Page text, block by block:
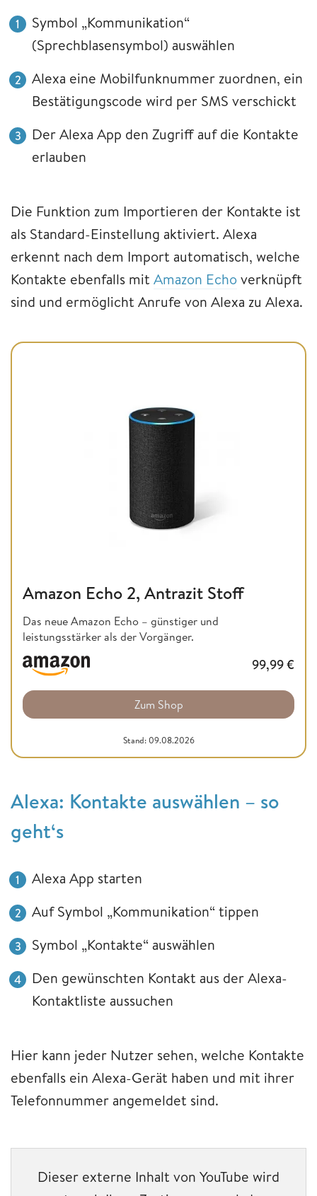
Symbol „Kommunikation“
(Sprechblasensymbol) auswählen
Alexa eine Mobilfunknummer zuordnen, ein
Bestätigungscode wird per SMS verschickt
Der Alexa App den Zugriff auf die Kontakte
erlauben
Die Funktion zum Importieren der Kontakte ist
als Standard-Einstellung aktiviert. Alexa
erkennt nach dem Import automatisch, welche
Kontakte ebenfalls mit Amazon Echoverknüpft
sind und ermöglicht Anrufe von Alexa zu Alexa.
Amazon Echo 2, Antrazit Stoff
Das neue Amazon Echo – günstiger und
leistungsstärker als der Vorgänger.
99,99€
Zum Shop
Stand: 09.08.2026
Alexa: Kontakte auswählen – so
geht‘s
Alexa App starten
Auf Symbol „Kommunikation“ tippen
Symbol „Kontakte“ auswählen
Den gewünschten Kontakt aus der Alexa-
Kontaktliste aussuchen
Hier kann jeder Nutzer sehen, welche Kontakte
ebenfalls ein Alexa-Gerät haben und mit ihrer
Telefonnummer angemeldet sind.
Dieser externe Inhalt von YouTube wird